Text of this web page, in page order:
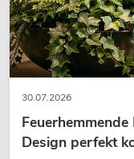
30.07.2026
Design perfekt